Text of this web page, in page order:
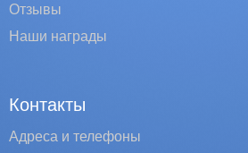
Отзывы
Наши награды
Контакты
Адреса и телефоны